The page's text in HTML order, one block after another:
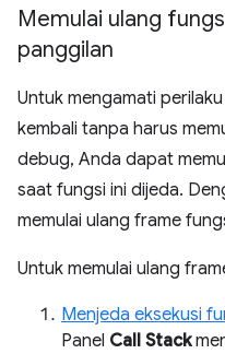
Memulai ulang
panggilan
Untuk mengamati
kembali tanpa harus
debug, Anda dapat
saat fungsi ini dijeda.
memulai ulang frame
Untuk memulai ulang
Menjeda eksekusi
Panel Call Stack